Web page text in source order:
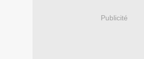
Publicité